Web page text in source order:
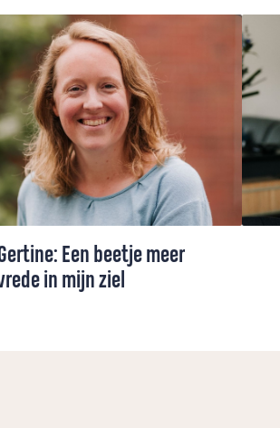
Een beetje meer
in mijn ziel